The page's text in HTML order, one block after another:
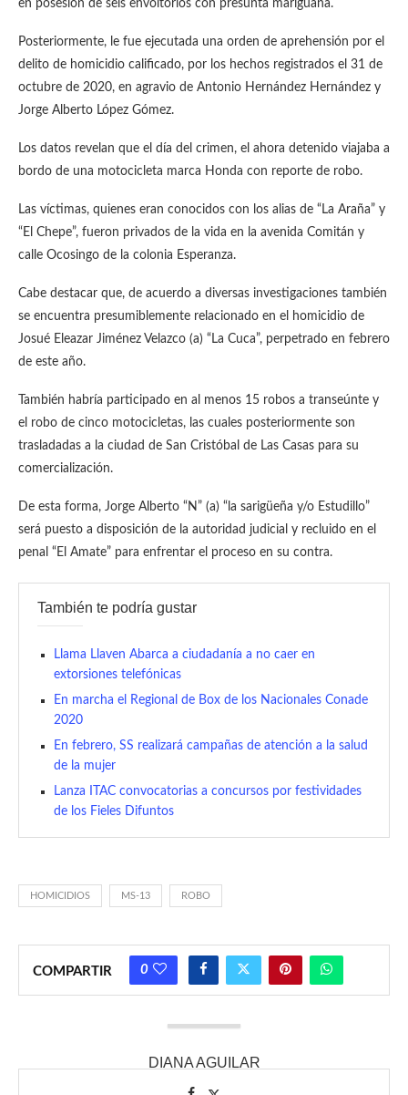
en posesión de seis envoltorios con presunta mariguana.
Posteriormente, le fue ejecutada una orden de aprehensión por el
delito de homicidio calificado, por los hechos registrados el 31 de
octubre de 2020, en agravio de Antonio Hernández Hernández y
Jorge Alberto López Gómez.
Los datos revelan que el día del crimen, el ahora detenido viajaba a
bordo de una motocicleta marca Honda con reporte de robo.
Las víctimas, quienes eran conocidos con los alias de “La Araña” y
“El Chepe”, fueron privados de la vida en la avenida Comitán y
calle Ocosingo de la colonia Esperanza.
Cabe destacar que, de acuerdo a diversas investigaciones también
se encuentra presumiblemente relacionado en el homicidio de
Josué Eleazar Jiménez Velazco (a) “La Cuca”, perpetrado en febrero
de este año.
También habría participado en al menos 15 robos a transeúnte y
el robo de cinco motocicletas, las cuales posteriormente son
trasladadas a la ciudad de San Cristóbal de Las Casas para su
comercialización.
De esta forma, Jorge Alberto “N” (a) “la sarigüeña y/o Estudillo”
será puesto a disposición de la autoridad judicial y recluido en el
penal “El Amate” para enfrentar el proceso en su contra.
También te podría gustar
Llama Llaven Abarca a ciudadanía a no caer en
extorsiones telefónicas
En marcha el Regional de Box de los Nacionales Conade
2020
En febrero, SS realizará campañas de atención a la salud
de la mujer
Lanza ITAC convocatorias a concursos por festividades
de los Fieles Difuntos
HOMICIDIOS MS-13 ROBO
COMPARTIR 0
DIANA AGUILAR